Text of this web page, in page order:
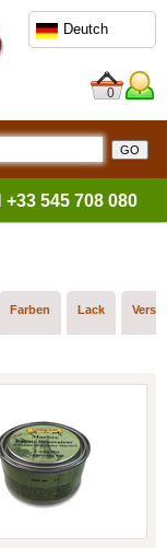
Deutch
0
+33 545 708 080
Farben Lack